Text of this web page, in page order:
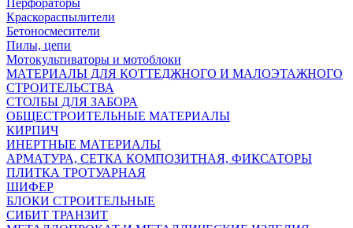
Перфораторы
Краскораспылители
Бетоносмесители
Пилы, цепи
Мотокультиваторы и мотоблоки
МАТЕРИАЛЫ ДЛЯ КОТТЕДЖНОГО И МАЛОЭТАЖНОГО
СТРОИТЕЛЬСТВА
СТОЛБЫ ДЛЯ ЗАБОРА
ОБЩЕСТРОИТЕЛЬНЫЕ МАТЕРИАЛЫ
КИРПИЧ
ИНЕРТНЫЕ МАТЕРИАЛЫ
АРМАТУРА, СЕТКА КОМПОЗИТНАЯ, ФИКСАТОРЫ
ПЛИТКА ТРОТУАРНАЯ
ШИФЕР
БЛОКИ СТРОИТЕЛЬНЫЕ
СИБИТ ТРАНЗИТ